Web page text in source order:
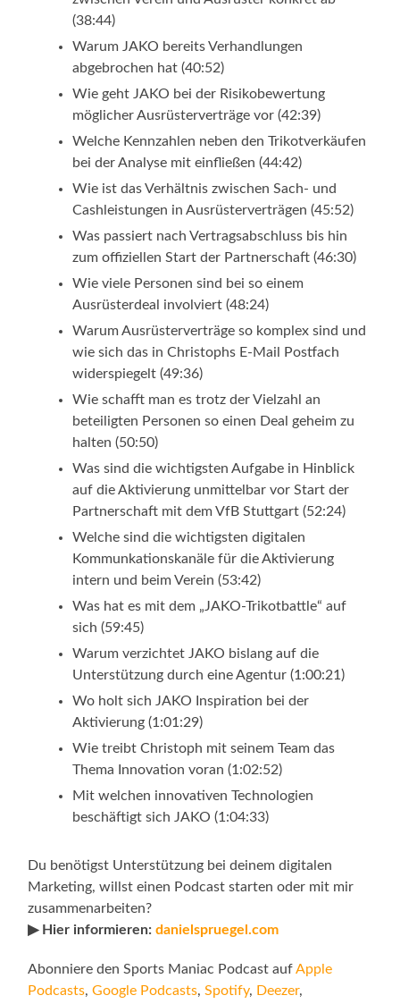
(38:44)
Warum JAKO bereits Verhandlungen
abgebrochen hat (40:52)
Wie geht JAKO bei der Risikobewertung
möglicher Ausrüsterverträge vor (42:39)
Welche Kennzahlen neben den Trikotverkäufen
bei der Analyse mit einfließen (44:42)
Wie ist das Verhältnis zwischen Sach- und
Cashleistungen in Ausrüsterverträgen (45:52)
Was passiert nach Vertragsabschluss bis hin
zum offiziellen Start der Partnerschaft (46:30)
Wie viele Personen sind bei so einem
Ausrüsterdeal involviert (48:24)
Warum Ausrüsterverträge so komplex sind und
wie sich das in Christophs E-Mail Postfach
widerspiegelt (49:36)
Wie schafft man es trotz der Vielzahl an
beteiligten Personen so einen Deal geheim zu
halten (50:50)
Was sind die wichtigsten Aufgabe in Hinblick
auf die Aktivierung unmittelbar vor Start der
Partnerschaft mit dem VfB Stuttgart (52:24)
Welche sind die wichtigsten digitalen
Kommunkationskanäle für die Aktivierung
intern und beim Verein (53:42)
Was hat es mit dem „JAKO-Trikotbattle“ auf
sich (59:45)
Warum verzichtet JAKO bislang auf die
Unterstützung durch eine Agentur (1:00:21)
Wo holt sich JAKO Inspiration bei der
Aktivierung (1:01:29)
Wie treibt Christoph mit seinem Team das
Thema Innovation voran (1:02:52)
Mit welchen innovativen Technologien
beschäftigt sich JAKO (1:04:33)
Du benötigst Unterstützung bei deinem digitalen
Marketing, willst einen Podcast starten oder mit mir
zusammenarbeiten?
▶ Hier informieren:danielspruegel.com
Abonniere den Sports Maniac Podcast aufApple
Podcasts,Google Podcasts,Spotify, Deezer,